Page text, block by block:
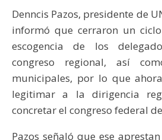
Denncis Pazos, presidente de
informó que cerraron un
escogencia de los
congreso regional, así
municipales, por lo que
legitimar a la dirigencia
concretar el congreso federal
Pazos señaló que ese